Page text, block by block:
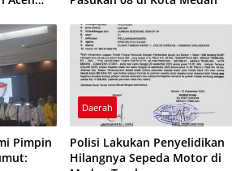
Pimpin
Daerah
Polisi Lakukan Penyelidikan
Hilangnya Sepeda Motor di